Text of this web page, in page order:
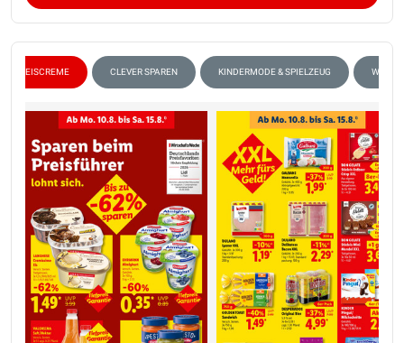
EISCREME CLEVER SPAREN KINDERMODE & SPIELZEUG